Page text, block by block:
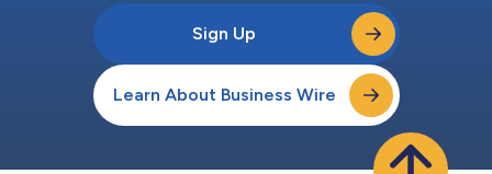
Sign Up
Learn About Business Wire